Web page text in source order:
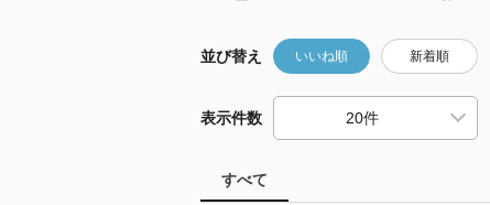
並び替え いいね順 新着順
表示件数
すべて